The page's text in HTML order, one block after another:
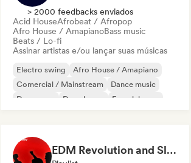
> 2000 feedbacks enviados
Acid HouseAfrobeat / Afropop
Afro House / AmapianoBass music
Beats / Lo-fi
Assinar artistas e/ou lançar suas músicas
Electro swing
Afro House / Amapiano
Comercial / Mainstream
Dance music
Dance pop
Deep house
French house
EDM Revolution and Slap House Mix 2026